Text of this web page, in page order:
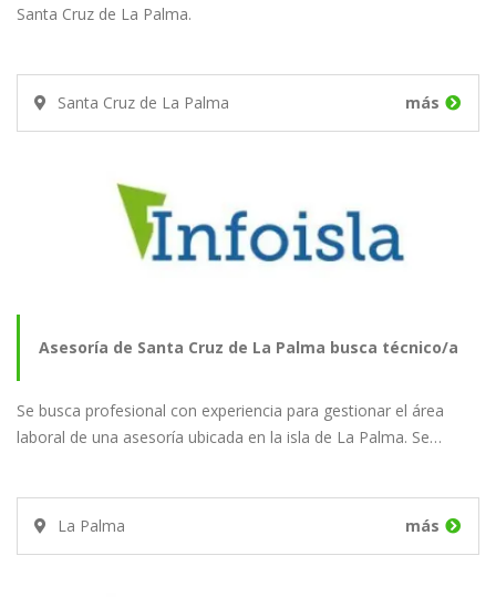
Santa Cruz de La Palma.
Santa Cruz de La Palma más
Asesoría de Santa Cruz de La Palma busca técnico/a
laboral
Se busca profesional con experiencia para gestionar el área
laboral de una asesoría ubicada en la isla de La Palma. Se…
La Palma más